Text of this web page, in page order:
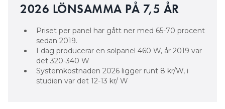
2026 LÖNSAMMA PÅ 7,5 ÅR
Priset per panel har gått ner med 65-70 procent
sedan 2019.
I dag producerar en solpanel 460 W, år 2019 var
det 320-340 W
Systemkostnaden 2026 ligger runt 8 kr/W, i
studien var det 12-13 kr/ W